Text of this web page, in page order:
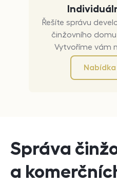
Řešíte správu
činžovního
Vytvoříme vám
Správa
a